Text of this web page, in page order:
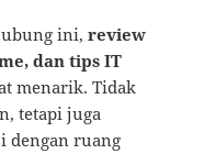
ini,review
dan tips IT
menarik. Tidak
tetapi juga
dengan ruang